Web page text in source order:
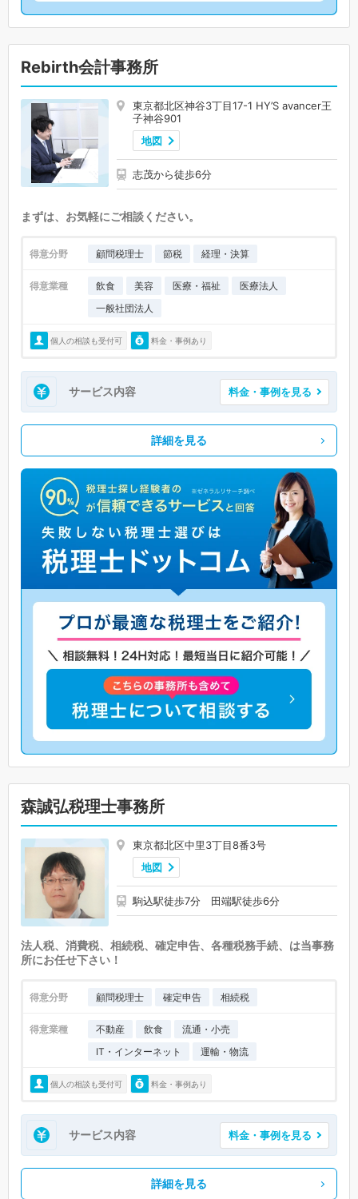
Rebirth会計事務所
東京都北区神谷3丁目17-1 HY’S avancer王
子神谷901
地図
志茂から徒歩6分
まずは、お気軽にご相談ください。
得意分野 顧問税理士 節税 経理・決算
得意業種 飲食 美容 医療・福祉
医療法人
一般社団法人
個人の相談も受付可 料金・事例あり
サービス内容 料金・事例を見る
詳細を見る
森誠弘税理士事務所
東京都北区中里3丁目8番3号
地図
駒込駅徒歩7分 田端駅徒歩6分
法人税、消費税、相続税、確定申告、各種税務手続、は当事務
所にお任せ下さい！
得意分野 顧問税理士 確定申告 相続税
得意業種 不動産 飲食
流通・小売
IT・インターネット
運輸・物流
個人の相談も受付可 料金・事例あり
サービス内容 料金・事例を見る
詳細を見る